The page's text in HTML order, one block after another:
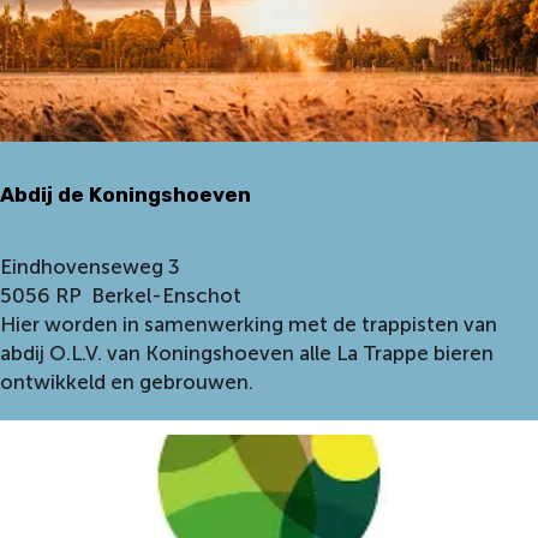
v
e
Abdij de Koningshoeven
A
b
d
i
j
Eindhovenseweg 3
5056 RP Berkel-Enschot
Hier worden in samenwerking met de trappisten van
abdij O.L.V. van Koningshoeven alle La Trappe bieren
ontwikkeld en gebrouwen.